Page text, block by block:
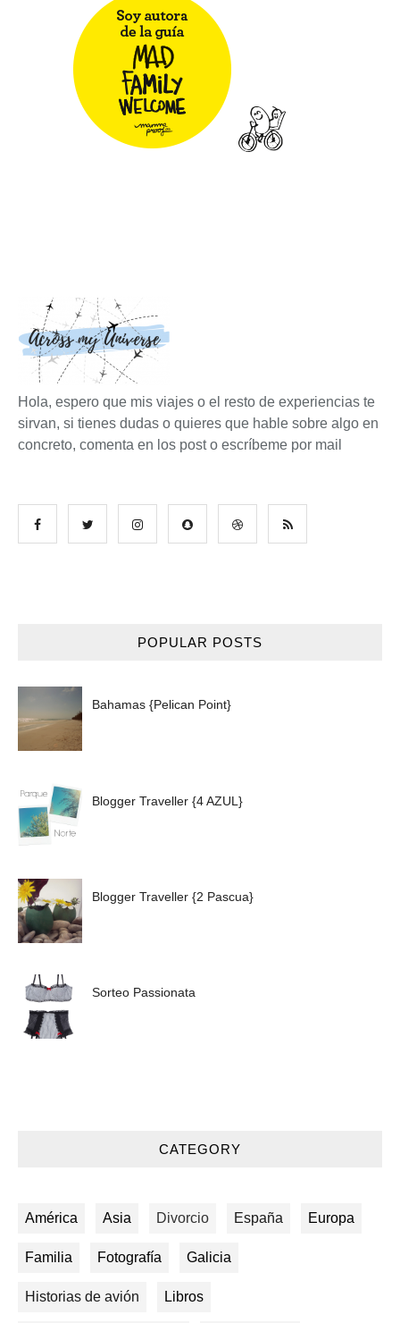
Hola, espero que mis viajes o el resto de experiencias te
sirvan, si tienes dudas o quieres que hable sobre algo en
concreto, comenta en los post o escríbeme por mail
POPULAR POSTS
Bahamas {Pelican Point}
Blogger Traveller {4 AZUL}
Blogger Traveller {2 Pascua}
Sorteo Passionata
CATEGORY
América Asia Divorcio España Europa
Familia Fotografía Galicia
Historias de avión Libros